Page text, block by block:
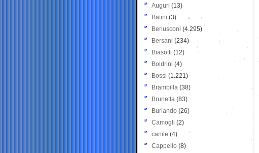
Auguri (13)
Batini (3)
Berlusconi (4.295)
Bersani (234)
Biasotti (12)
Boldrini (4)
Bossi (1.221)
Brambilla (38)
Brunetta (83)
Burlando (26)
Camogli (2)
canile (4)
Cappello (8)